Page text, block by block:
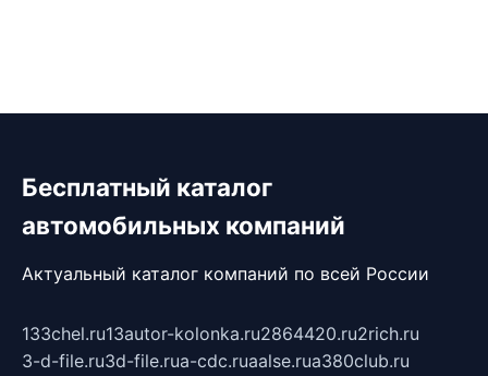
Бесплатный каталог
автомобильных компаний
Актуальный каталог компаний по всей России
133chel.ru13autor-kolonka.ru2864420.ru2rich.ru
3-d-file.ru3d-file.rua-cdc.ruaalse.rua380club.ru